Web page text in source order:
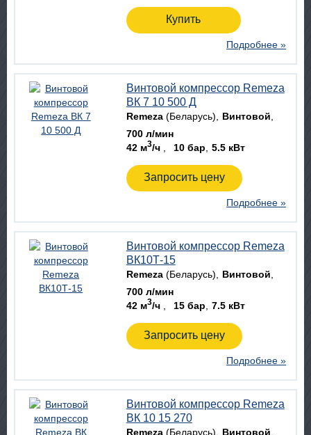
Купить
Подробнее »
Винтовой компрессор Remeza
ВК 7 10 500 Д
Remeza(Беларусь)
Винтовой
700 л/мин
42 м3/ч 10 бар 5.5 кВт
Запросить цену
Подробнее »
Винтовой компрессор Remeza
ВК10Т-15
Remeza(Беларусь)
Винтовой
700 л/мин
42 м3/ч 15 бар 7.5 кВт
Запросить цену
Подробнее »
Винтовой компрессор Remeza
ВК 10 15 270
Remeza(Беларусь)
Винтовой